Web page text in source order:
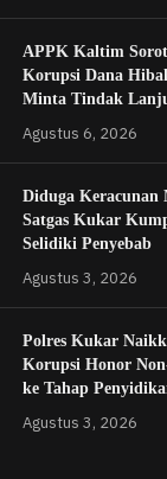
APPK Kaltim
Korupsi Dana
Minta Tindak
Agustus 6, 2026
Diduga Keracunan
Satgas Kukar
Selidiki Penyebab
Agustus 3, 2026
Polres Kukar
Korupsi Honor
ke Tahap
Agustus 3, 2026